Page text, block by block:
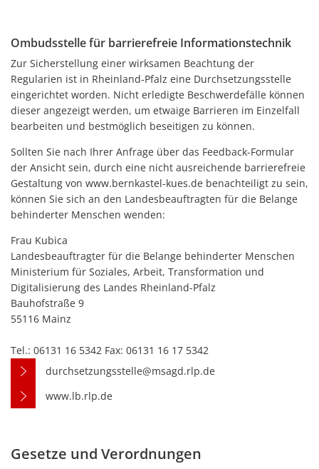
Ombudsstelle für barrierefreie Informationstechnik
Zur Sicherstellung einer wirksamen Beachtung der
Regularien ist in Rheinland-Pfalz eine Durchsetzungsstelle
eingerichtet worden. Nicht erledigte Beschwerdefälle können
dieser angezeigt werden, um etwaige Barrieren im Einzelfall
bearbeiten und bestmöglich beseitigen zu können.
Sollten Sie nach Ihrer Anfrage über das Feedback-Formular
der Ansicht sein, durch eine nicht ausreichende barrierefreie
Gestaltung von www.bernkastel-kues.de benachteiligt zu sein,
können Sie sich an den Landesbeauftragten für die Belange
behinderter Menschen wenden:
Frau Kubica
Landesbeauftragter für die Belange behinderter Menschen
Ministerium für Soziales, Arbeit, Transformation und
Digitalisierung des Landes Rheinland-Pfalz
Bauhofstraße 9
55116 Mainz
Tel.: 06131 16 5342 Fax: 06131 16 17 5342
durchsetzungsstelle@msagd.rlp.de
www.lb.rlp.de
Gesetze und Verordnungen